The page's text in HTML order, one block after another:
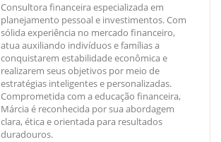
Consultora financeira especializada em
planejamento pessoal e investimentos. Com
sólida experiência no mercado financeiro,
atua auxiliando indivíduos e famílias a
conquistarem estabilidade econômica e
realizarem seus objetivos por meio de
estratégias inteligentes e personalizadas.
Comprometida com a educação financeira,
Márcia é reconhecida por sua abordagem
clara, ética e orientada para resultados
duradouros.